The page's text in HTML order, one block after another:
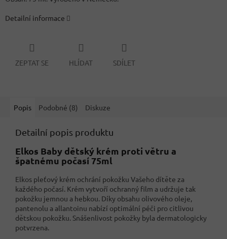
Detailní informace
ZEPTAT SE HLÍDAT SDÍLET
Popis Podobné (8) Diskuze
Detailní popis produktu
Elkos Baby dětský krém proti větru a
špatnému počasí 75ml
Elkos pleťový krém ochrání pokožku Vašeho dítěte za
každého počasí. Krém vytvoří ochranný film a udržuje tak
pokožku jemnou a hebkou. Díky obsahu olivového oleje,
pantenolu a allantoinu nabízí optimální péči pro citlivou
dětskou pokožku. Snášenlivost pokožky byla dermatologicky
potvrzena.